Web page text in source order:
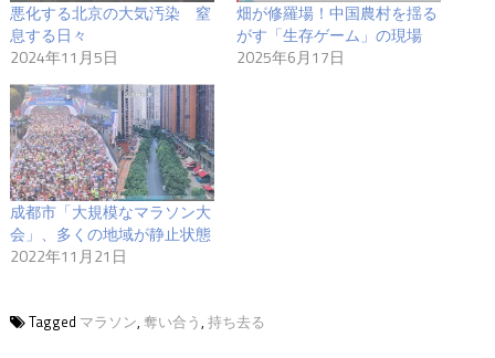
悪化する北京の大気汚染 窒
息する日々
2024年11月5日
畑が修羅場！中国農村を揺る
がす「生存ゲーム」の現場
2025年6月17日
成都市「大規模なマラソン大
会」、多くの地域が静止状態
2022年11月21日
Tagged マラソン, 奪い合う , 持ち去る